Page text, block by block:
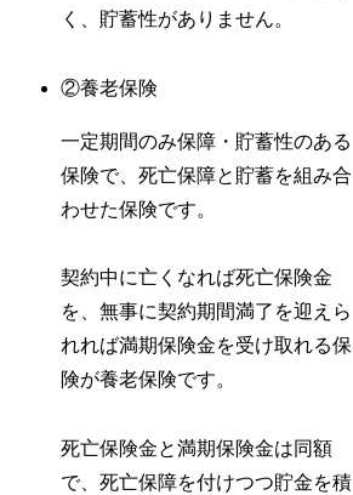
く、貯蓄性がありません。
②養老保険
一定期間のみ保障・貯蓄性のある
保険で、死亡保障と貯蓄を組み合
わせた保険です。
契約中に亡くなれば死亡保険金
を、無事に契約期間満了を迎えら
れれば満期保険金を受け取れる保
険が養老保険です。
死亡保険金と満期保険金は同額
で、死亡保障を付けつつ貯金を積